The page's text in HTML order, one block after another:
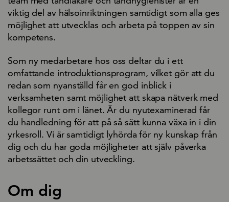
viktig del av hälsoinriktningen samtidigt som alla ges
möjlighet att utvecklas och arbeta på toppen av sin
kompetens.
Som ny medarbetare hos oss deltar du i ett
omfattande introduktionsprogram, vilket gör att du
redan som nyanställd får en god inblick i
verksamheten samt möjlighet att skapa nätverk med
kollegor runt om i länet. Är du nyutexaminerad får
du handledning för att på så sätt kunna växa in i din
yrkesroll. Vi är samtidigt lyhörda för ny kunskap från
dig och du har goda möjligheter att själv påverka
arbetssättet och din utveckling.
Om dig